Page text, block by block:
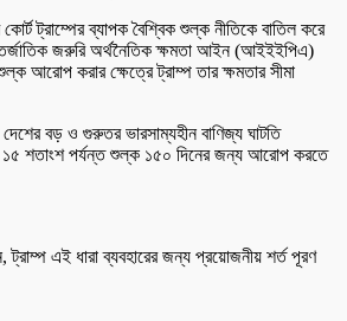
ট্রাম্পের ব্যাপক বৈশ্বিক শুল্ক নীতিকে বাতিল করে
জরুরি অর্থনৈতিক ক্ষমতা আইন (আইইইপিএ)
আরোপ করার ক্ষেত্রে ট্রাম্প তার ক্ষমতার সীমা
বড় ও গুরুতর ভারসাম্যহীন বাণিজ্য ঘাটতি
১৫ শতাংশ পর্যন্ত শুল্ক ১৫০ দিনের জন্য আরোপ করতে
ট্রাম্প এই ধারা ব্যবহারের জন্য প্রয়োজনীয় শর্ত পূরণ